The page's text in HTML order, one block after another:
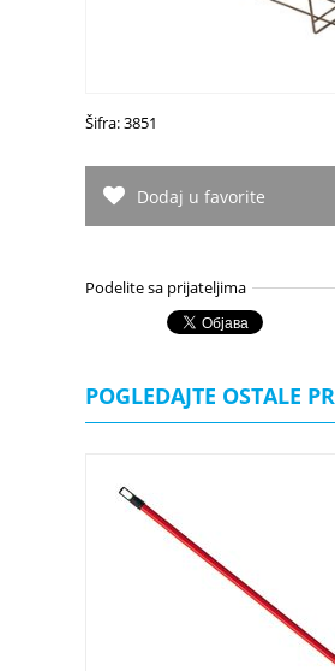
Šifra: 3851
Dodaj u favorite
Podelite sa prijateljima
POGLEDAJTE OSTALE